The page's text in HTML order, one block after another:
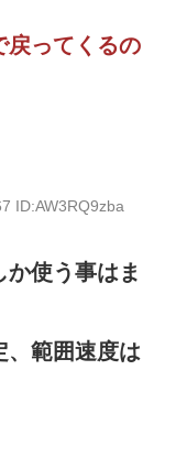
戻ってくるの
ID:AW3RQ9zba
使う事はま
、範囲速度は